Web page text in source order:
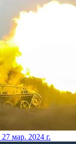
27 мар. 2024 г.